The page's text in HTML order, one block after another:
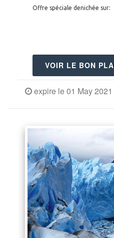
Offre spéciale denichée sur:
VOIR LE BON
expire le 01 May 2021